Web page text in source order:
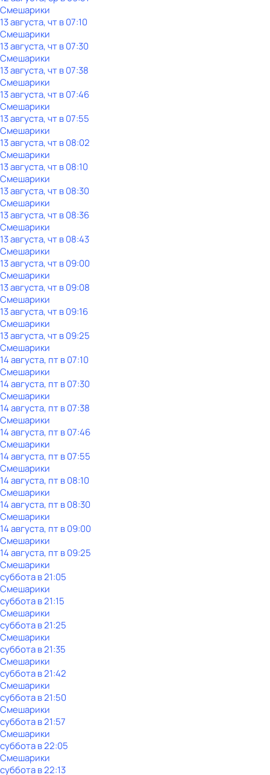
Смешарики
13 августа, чт в 07:10
Смешарики
13 августа, чт в 07:30
Смешарики
13 августа, чт в 07:38
Смешарики
13 августа, чт в 07:46
Смешарики
13 августа, чт в 07:55
Смешарики
13 августа, чт в 08:02
Смешарики
13 августа, чт в 08:10
Смешарики
13 августа, чт в 08:30
Смешарики
13 августа, чт в 08:36
Смешарики
13 августа, чт в 08:43
Смешарики
13 августа, чт в 09:00
Смешарики
13 августа, чт в 09:08
Смешарики
13 августа, чт в 09:16
Смешарики
13 августа, чт в 09:25
Смешарики
14 августа, пт в 07:10
Смешарики
14 августа, пт в 07:30
Смешарики
14 августа, пт в 07:38
Смешарики
14 августа, пт в 07:46
Смешарики
14 августа, пт в 07:55
Смешарики
14 августа, пт в 08:10
Смешарики
14 августа, пт в 08:30
Смешарики
14 августа, пт в 09:00
Смешарики
14 августа, пт в 09:25
Смешарики
субботав21:05
Смешарики
субботав21:15
Смешарики
субботав21:25
Смешарики
субботав21:35
Смешарики
субботав21:42
Смешарики
субботав21:50
Смешарики
субботав21:57
Смешарики
субботав22:05
Смешарики
субботав22:13